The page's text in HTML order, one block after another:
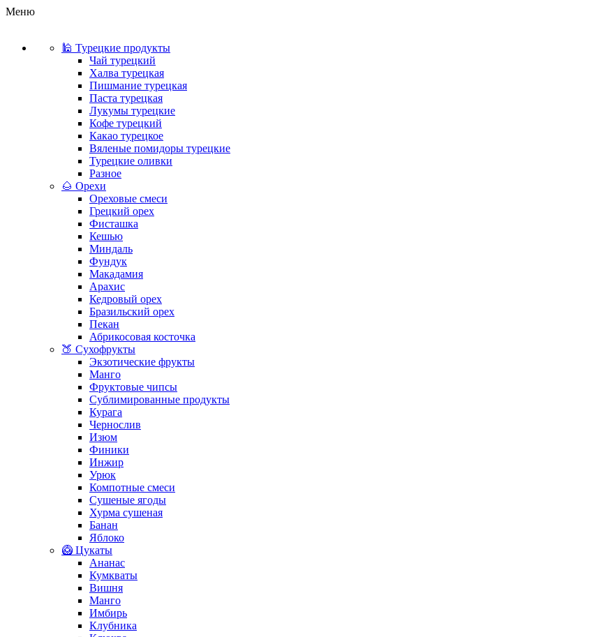
Меню
🕌 Турецкие продукты
Чай турецкий
Халва турецкая
Пишмание турецкая
Паста турецкая
Лукумы турецкие
Кофе турецкий
Какао турецкое
Вяленые помидоры турецкие
Турецкие оливки
Разное
🌰 Орехи
Ореховые смеси
Грецкий орех
Фисташка
Кешью
Миндаль
Фундук
Макадамия
Арахис
Кедровый орех
Бразильский орех
Пекан
Абрикосовая косточка
🍑 Сухофрукты
Экзотические фрукты
Манго
Фруктовые чипсы
Сублимированные продукты
Курага
Чернослив
Изюм
Финики
Инжир
Урюк
Компотные смеси
Сушеные ягоды
Хурма сушеная
Банан
Яблоко
🥝 Цукаты
Ананас
Кумкваты
Вишня
Манго
Имбирь
Клубника